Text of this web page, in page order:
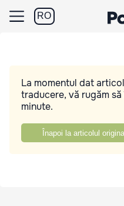
RO
La momentul dat
traducere, vă rugăm
minute.
Înapoi la articolul